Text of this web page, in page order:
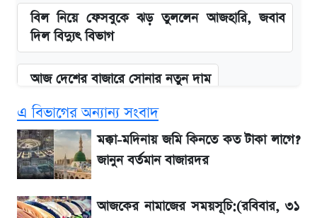
বিল নিয়ে ফেসবুকে ঝড় তুললেন আজহারি, জবাব
দিল বিদ্যুৎ বিভাগ
আজ দেশের বাজারে সোনার নতুন দাম
'এমবাপ্পে বাংলাদেশে'—বড় ঘোষণার পর যা জানাল
সরকার
BCB compliance report উঠে এলো
গুরুত্বপূর্ণ সুপারিশ
এ বিভাগের অন্যান্য সংবাদ
মক্কা-মদিনায় জমি কিনতে কত টাকা লাগে?
জানুন বর্তমান বাজারদর
আজকের নামাজের সময়সূচি:(রবিবার, ৩১